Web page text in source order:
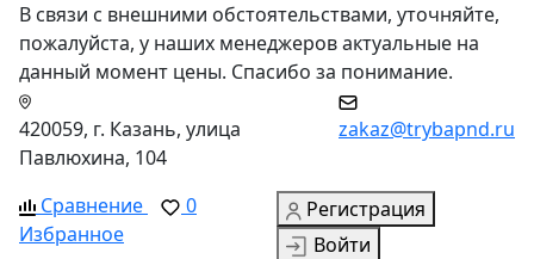
В связи с внешними обстоятельствами, уточняйте,
пожалуйста, у наших менеджеров актуальные на
данный момент цены. Спасибо за понимание.
420059, г. Казань, улица
Павлюхина, 104
zakaz@trybapnd.ru
Сравнение
0
Избранное
Регистрация
Войти